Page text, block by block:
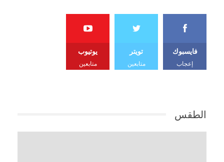
فايسبوك
إعجاب
تويتر
متابعين
يوتيوب
متابعين
الطقس